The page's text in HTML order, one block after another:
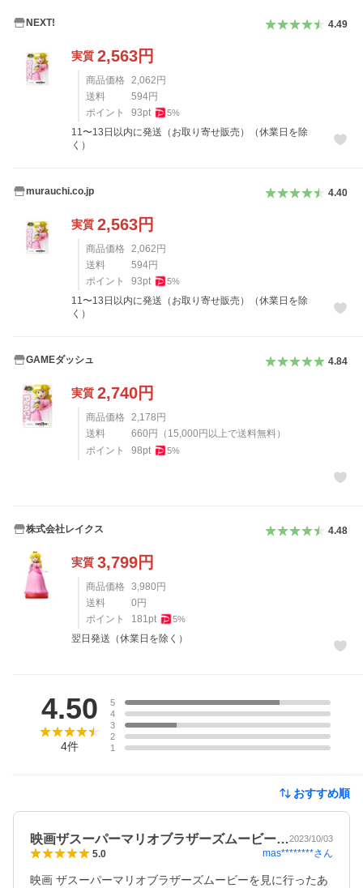
NEXT! 4.49
実質 2,563円
商品価格 2,062 円
送料
594円
ポイント
93pt 5%
11〜13日以内に発送（お取り寄せ販売）（休業日を除
く）
murauchi.co.jp 4.40
実質 2,563円
商品価格 2,062 円
送料
594円
ポイント
93pt 5%
11〜13日以内に発送（お取り寄せ販売）（休業日を除
く）
GAMEダッシュ 4.84
実質 2,740円
商品価格 2,178 円
送料
660 円 （ 15,000 円以上で送料無料）
ポイント
98pt 5%
株式会社レイクス 4.48
実質 3,799円
商品価格 3,980 円
送料
0 円
ポイント
181pt 5%
翌日発送（休業日を除く）
4.50
4件
5
4
3
2
1
おすすめ順
映画ザスーパーマリオブラザーズムービー…2023/10/03
5.0 mas********さん
映画 ザスーパーマリオブラザーズムービーを見に行ったあ